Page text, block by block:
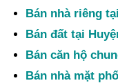
Bán nhà riêng
Bán đất tại
Bán căn hộ
Bán nhà mặt